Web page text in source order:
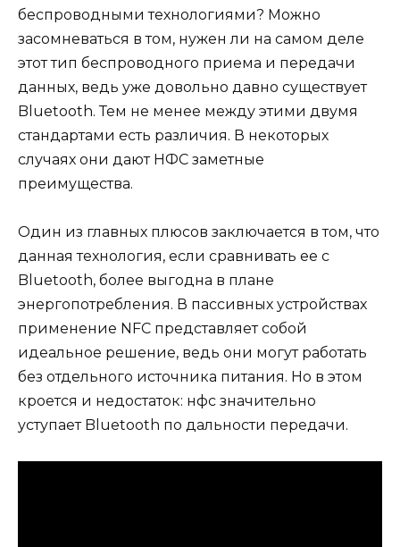
беспроводными технологиями? Можно
засомневаться в том, нужен ли на самом деле
этот тип беспроводного приема и передачи
данных, ведь уже довольно давно существует
Bluetooth. Тем не менее между этими двумя
стандартами есть различия. В некоторых
случаях они дают НФС заметные
преимущества.
Один из главных плюсов заключается в том, что
данная технология, если сравнивать ее с
Bluetooth, более выгодна в плане
энергопотребления. В пассивных устройствах
применение NFC представляет собой
идеальное решение, ведь они могут работать
без отдельного источника питания. Но в этом
кроется и недостаток: нфс значительно
уступает Bluetooth по дальности передачи.